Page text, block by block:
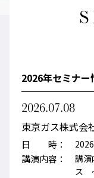
2026年セミナー
2026.07.08
東京ガス株式会
日 時：
講演内容：
講演
ス